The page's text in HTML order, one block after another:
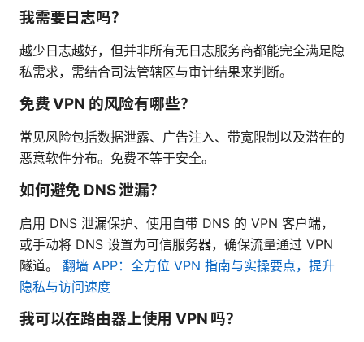
我需要日志吗？
越少日志越好，但并非所有无日志服务商都能完全满足隐
私需求，需结合司法管辖区与审计结果来判断。
免费 VPN 的风险有哪些？
常见风险包括数据泄露、广告注入、带宽限制以及潜在的
恶意软件分布。免费不等于安全。
如何避免 DNS 泄漏？
启用 DNS 泄漏保护、使用自带 DNS 的 VPN 客户端，
或手动将 DNS 设置为可信服务器，确保流量通过 VPN
隧道。 翻墙 APP：全方位 VPN 指南与实操要点，提升
隐私与访问速度
我可以在路由器上使用 VPN 吗？